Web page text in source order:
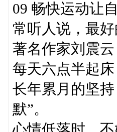
09 畅快运动让
常听人说，最
著名作家刘震
每天六点半起
长年累月的坚
默”。